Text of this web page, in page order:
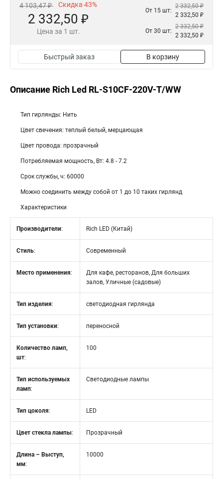
4 103,47 ₽ Скидка 43%
2 332,50 ₽
Цена за 1 шт.
От 15 шт:
2 332,50 ₽
2 332,50 ₽
От 30 шт:
2 332,50 ₽
2 332,50 ₽
Быстрый заказ В корзину
Описание Rich Led RL-S10CF-220V-T/WW
Тип гирлянды: Нить
Цвет свечения: теплый белый, мерцающая
Цвет провода: прозрачный
Потребляемая мощность, Вт: 4.8 - 7.2
Срок службы, ч: 60000
Можно соединить между собой от 1 до 10 таких гирлянд
Характеристики
Производители: Rich LED (Китай)
Стиль: Современный
Место применения:
Для кафе, ресторанов, Для больших
залов, Уличные (садовые)
Тип изделия: светодиодная гирлянда
Тип установки: переносной
Количество ламп,
шт:
100
Тип используемых
ламп:
Светодиодные лампы
Тип цоколя: LED
Цвет стекла лампы: Прозрачный
Длина – Выступ,
мм:
10000